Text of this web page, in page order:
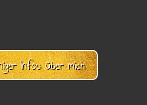
Infos über mich